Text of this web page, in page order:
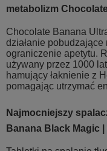
metabolizm
Chocolate Banana
działanie
ograniczenie apetytu.
używany przez 1000
hamujący łaknienie z
pomagając utrzymać
Najmocniejszy
Banana Black Magic |